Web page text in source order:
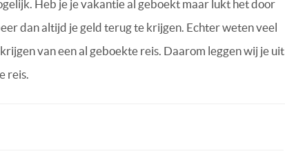
Heb je je vakantie al geboekt maar lukt het door
dan altijd je geld terug te krijgen. Echter weten veel
van een al geboekte reis. Daarom leggen wij je uit
reis.